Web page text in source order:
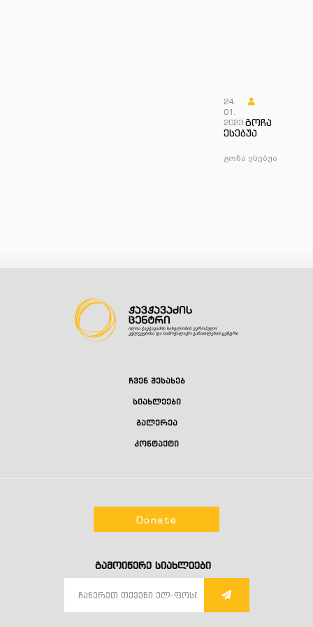
24.
01.
2023 გოჩა
ესებუა
გოჩა ესებუა
ჩვენ შესახებ
სიახლეები
გალერეა
კონტაქტი
Donate
გამოიწერე სიახლეები